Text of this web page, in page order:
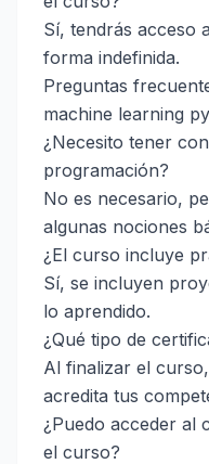
Sí, tendrás acceso
forma indefinida.
Preguntas
machine learning
¿Necesito tener
programación?
No es necesario,
algunas nociones
¿El curso incluye
Sí, se incluyen
lo aprendido.
¿Qué tipo de
Al finalizar el
acredita tus
¿Puedo acceder al
el curso?